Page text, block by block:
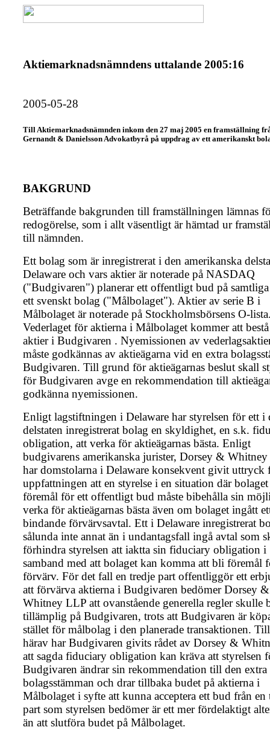
Aktiemarknadsnämndens uttalande 2005:16
2005-05-28
Till Aktiemarknadsnämnden inkom den 27 maj 2005 en framställning
Gernandt & Danielsson Advokatbyrå på uppdrag av ett amerikanskt
BAKGRUND
Beträffande bakgrunden till framställningen lämnas
redogörelse, som i allt väsentligt är hämtad ur
till nämnden.
Ett bolag som är inregistrerat i den amerikanska
Delaware och vars aktier är noterade på NASDAQ
("Budgivaren") planerar ett offentligt bud på
ett svenskt bolag ("Målbolaget"). Aktier av serie B i
Målbolaget är noterade på Stockholmsbörsens O-
Vederlaget för aktierna i Målbolaget kommer att
aktier i Budgivaren . Nyemissionen av
måste godkännas av aktieägarna vid en extra
Budgivaren. Till grund för aktieägarnas beslut skall
för Budgivaren avge en rekommendation till
godkänna nyemissionen.
Enligt lagstiftningen i Delaware har styrelsen för ett i
delstaten inregistrerat bolag en skyldighet, en s.k.
obligation, att verka för aktieägarnas bästa. Enligt
budgivarens amerikanska jurister, Dorsey &
har domstolarna i Delaware konsekvent givit uttryck
uppfattningen att en styrelse i en situation där bolaget
föremål för ett offentligt bud måste bibehålla sin
verka för aktieägarnas bästa även om bolaget ingått
bindande förvärvsavtal. Ett i Delaware inregistrerat
sålunda inte annat än i undantagsfall ingå avtal som
förhindra styrelsen att iaktta sin fiduciary obligation i
samband med att bolaget kan komma att bli föremål
förvärv. För det fall en tredje part offentliggör ett
att förvärva aktierna i Budgivaren bedömer Dorsey &
Whitney LLP att ovanstående generella regler skulle
tillämplig på Budgivaren, trots att Budgivaren är
stället för målbolag i den planerade transaktionen.
härav har Budgivaren givits rådet av Dorsey &
att sagda fiduciary obligation kan kräva att styrelsen
Budgivaren ändrar sin rekommendation till den extra
bolagsstämman och drar tillbaka budet på aktierna i
Målbolaget i syfte att kunna acceptera ett bud från en
part som styrelsen bedömer är ett mer fördelaktigt
än att slutföra budet på Målbolaget.